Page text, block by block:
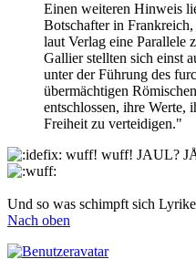
Einen weiteren Hinweis
Botschafter in
laut Verlag eine Parallele
Gallier stellten sich einst
unter der Führung des
übermächtigen
entschlossen, ihre Werte,
Freiheit zu verteidigen."
wuff! wuff! JAUL?
Und so was schimpft sich
Nach oben